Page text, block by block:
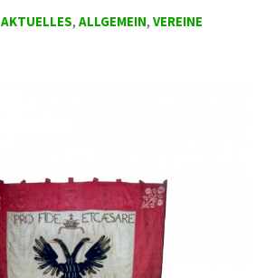
AKTUELLES, ALLGEMEIN, VEREINE